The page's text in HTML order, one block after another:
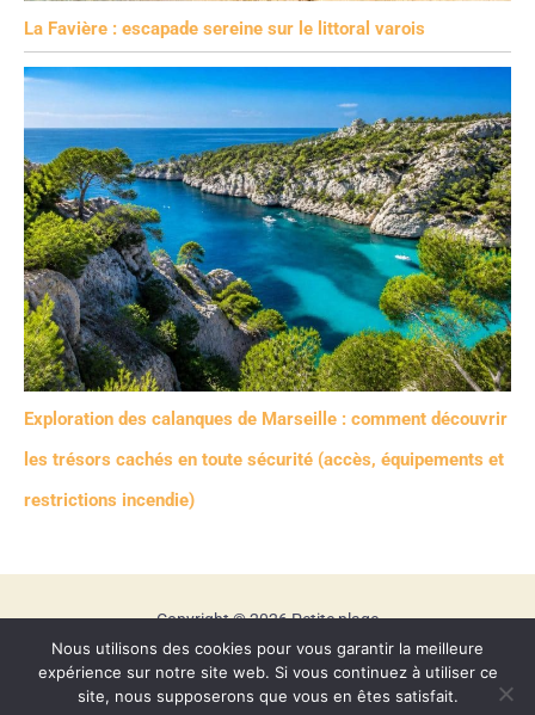
La Favière : escapade sereine sur le littoral varois
Exploration des calanques de Marseille : comment découvrir
les trésors cachés en toute sécurité (accès, équipements et
restrictions incendie)
Copyright © 2026 Petite plage
Mentions légales
Contact
Nous utilisons des cookies pour vous garantir la meilleure
expérience sur notre site web. Si vous continuez à utiliser ce
site, nous supposerons que vous en êtes satisfait.